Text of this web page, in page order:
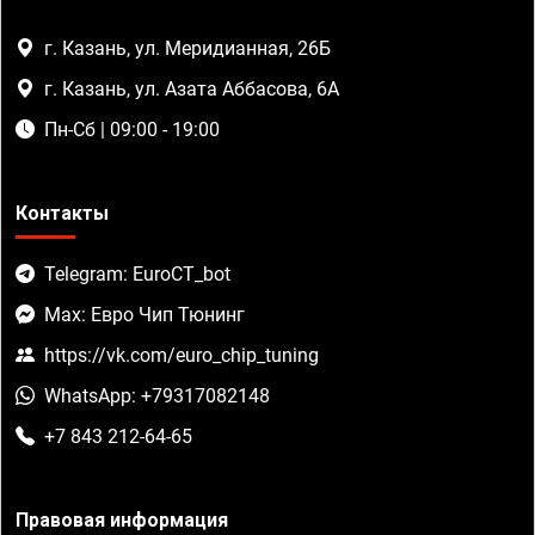
г. Казань, ул. Меридианная, 26Б
г. Казань, ул. Азата Аббасова, 6А
Пн-Сб | 09:00 - 19:00
Контакты
Telegram: EuroCT_bot
Max: Евро Чип Тюнинг
https://vk.com/euro_chip_tuning
WhatsApp: +79317082148
+7 843 212-64-65
Правовая информация